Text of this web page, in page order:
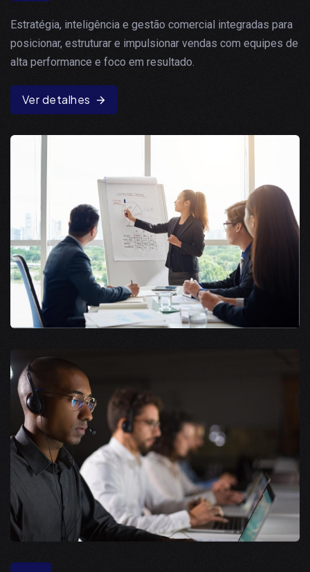
Estratégia, inteligência e gestão comercial integradas para
posicionar, estruturar e impulsionar vendas com equipes de
alta performance e foco em resultado.
Ver detalhes